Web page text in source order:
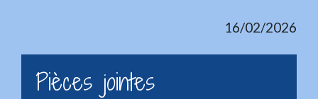
16/02/2026
Pièces jointes